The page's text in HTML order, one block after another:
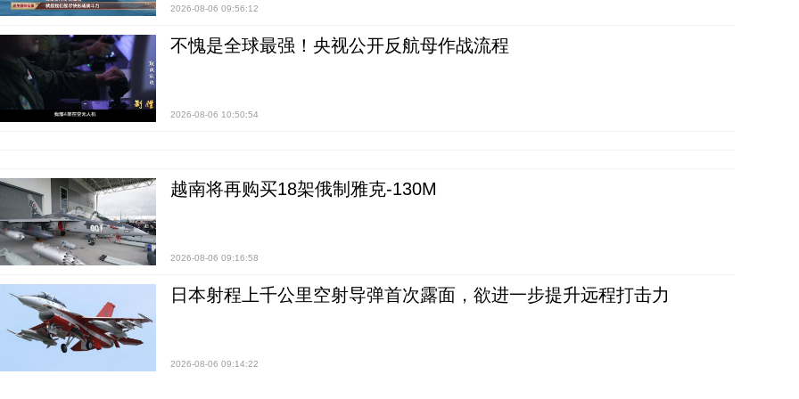
2026-08-06 09:56:12
不愧是全球最强！央视公开反航母作战流程
2026-08-06 10:50:54
越南将再购买18架俄制雅克-130M
2026-08-06 09:16:58
日本射程上千公里空射导弹首次露面，欲进一步提升远程打击力
2026-08-06 09:14:22